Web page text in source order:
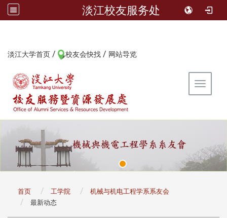
淡江校友服务处
淡江大学首页 / 校友会快找 / 网站导览
Toggle
首页 工学院
机械与机电工程学系系友会
最新动态